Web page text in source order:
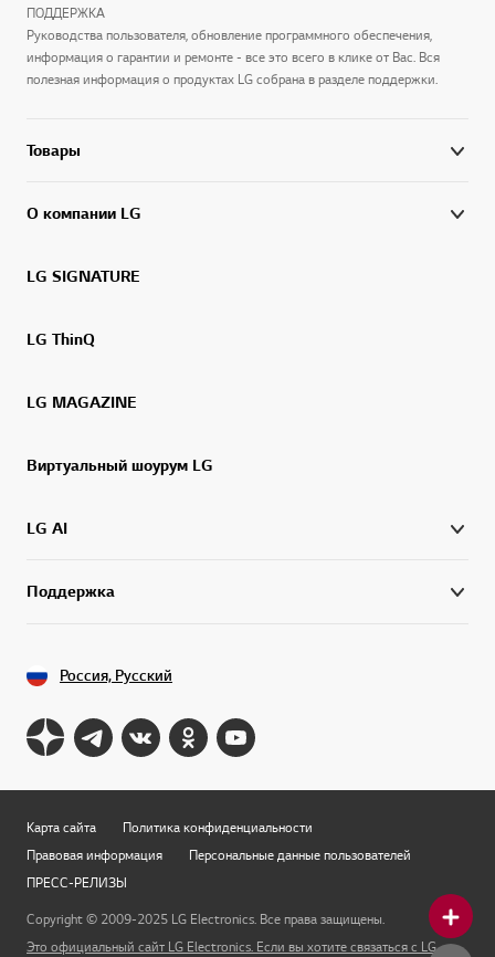
ПОДДЕРЖКА
Руководства пользователя, обновление программного обеспечения,
информация о гарантии и ремонте - все это всего в клике от Вас. Вся
полезная информация о продуктах LG собрана в разделе поддержки.
Товары
О компании LG
LG SIGNATURE
LG ThinQ
LG MAGAZINE
Виртуальный шоурум LG
LG AI
Поддержка
Россия, Русский
Карта сайта
Политика конфиденциальности
Правовая информация
Персональные данные пользователей
ПРЕСС-РЕЛИЗЫ
Copyright © 2009-2025 LG Electronics. Все права защищены.
Это официальный сайт LG Electronics. Если вы хотите связаться с LG